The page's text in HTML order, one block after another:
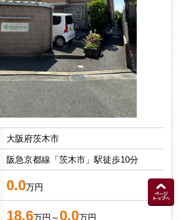
大阪府茨木市
阪急京都線「茨木市」駅徒歩10分
0.0万円
18.6万円～ 0.0万円